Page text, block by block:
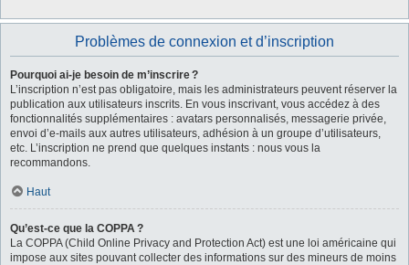
Problèmes de connexion et d’inscription
Pourquoi ai-je besoin de m’inscrire ?
L’inscription n’est pas obligatoire, mais les administrateurs peuvent réserver la
publication aux utilisateurs inscrits. En vous inscrivant, vous accédez à des
fonctionnalités supplémentaires : avatars personnalisés, messagerie privée,
envoi d’e-mails aux autres utilisateurs, adhésion à un groupe d’utilisateurs,
etc. L’inscription ne prend que quelques instants : nous vous la
recommandons.
Haut
Qu’est-ce que la COPPA ?
La COPPA (Child Online Privacy and Protection Act) est une loi américaine qui
impose aux sites pouvant collecter des informations sur des mineurs de moins